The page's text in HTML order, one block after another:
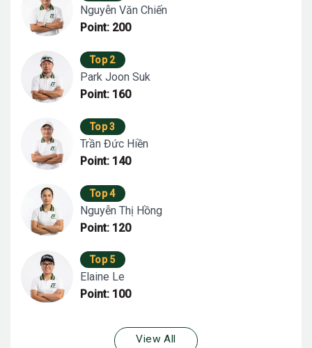
Nguyễn Văn Chiến
Point: 200
Top 2
Park Joon Suk
Point: 160
Top 3
Trần Đức Hiền
Point: 140
Top 4
Nguyễn Thị Hồng
Point: 120
Top 5
Elaine Le
Point: 100
View All